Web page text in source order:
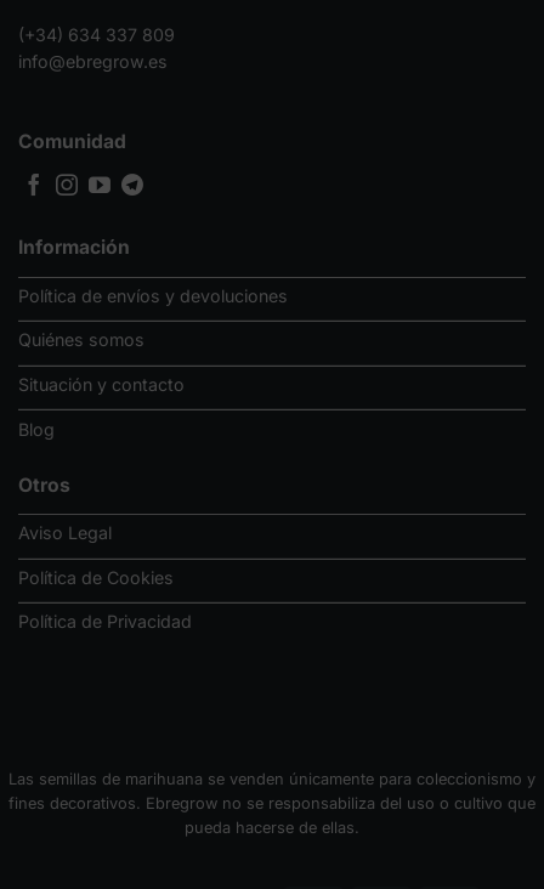
(+34) 634 337 809
info@ebregrow.es
Información
Política de envíos y devoluciones
Quiénes somos
Situación y contacto
Blog
Otros
Aviso Legal
Política de Cookies
Política de Privacidad
Comunidad
Las semillas de marihuana se venden únicamente para coleccionismo y
fines decorativos. Ebregrow no se responsabiliza del uso o cultivo que
pueda hacerse de ellas.